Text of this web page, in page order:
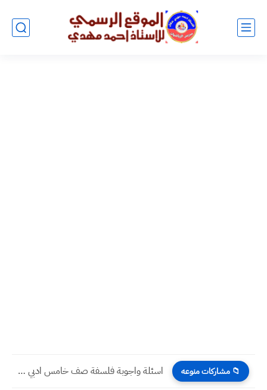
📁 مشاركات منوعه اسئلة واجوبة فلسفة صف خامس ادبي نصف السنة 2022 نهاية...